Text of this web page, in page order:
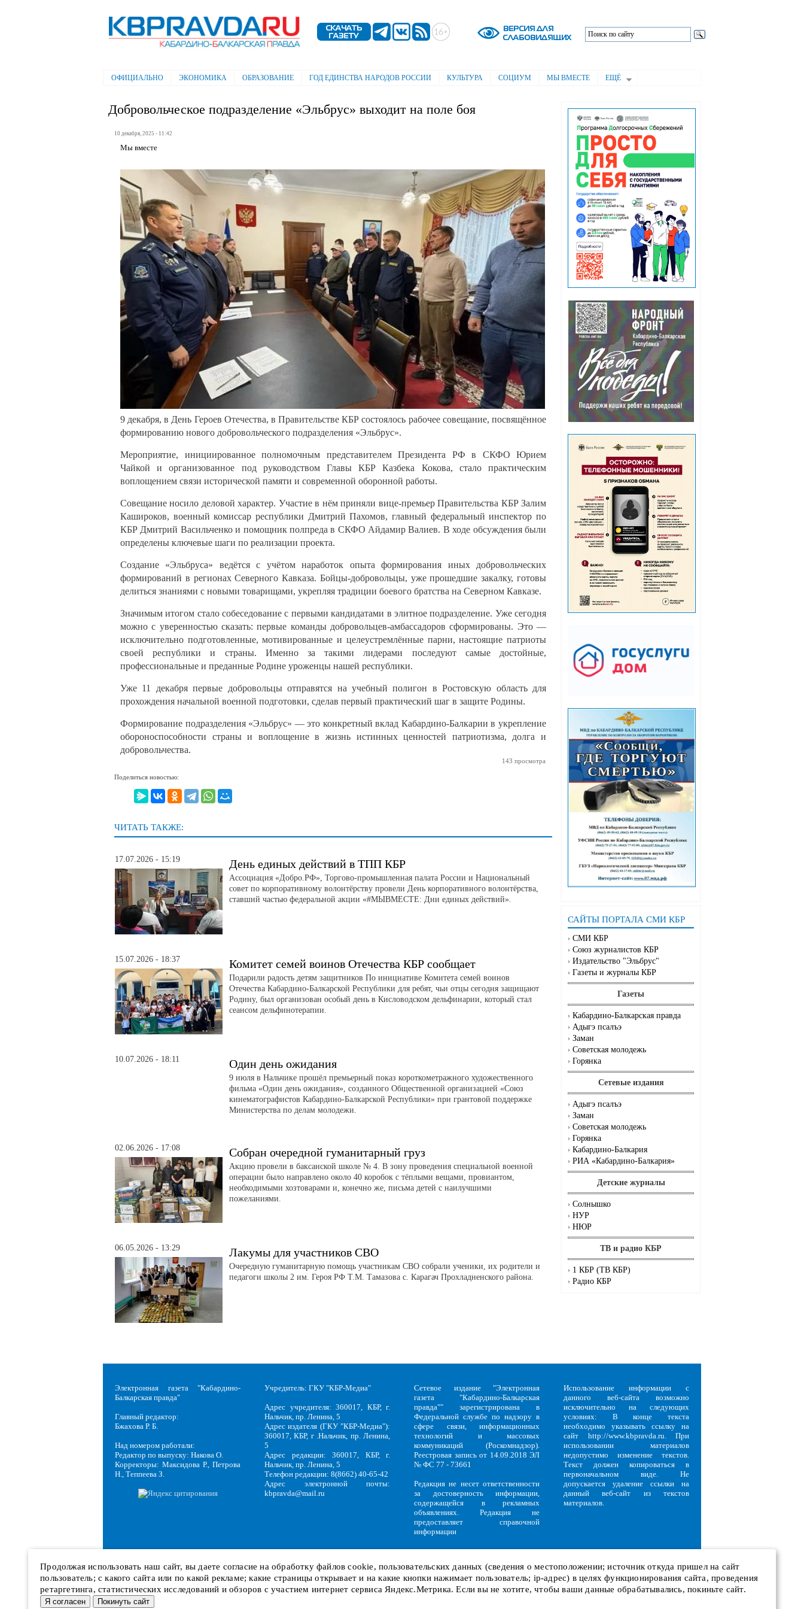
содержанию
Электронная газета "Кабардино-
Балкарская правда"
Главное меню
ОФИЦИАЛЬНО ЭКОНОМИКА ОБРАЗОВАНИЕ ГОД ЕДИНСТВА НАРОДОВ РОССИИ КУЛЬТУРА СОЦИУМ МЫ ВМЕСТЕ ЕЩЁ
САЙТЫ ПОРТАЛА СМИ КБР
СМИ КБР
Союз журналистов КБР
Издательство "Эльбрус"
Газеты и журналы КБР
Газеты
Кабардино-Балкарская правда
Адыгэ псалъэ
Заман
Советская молодежь
Горянка
Сетевые издания
Адыгэ псалъэ
Заман
Советская молодежь
Горянка
Кабардино-Балкария
РИА «Кабардино-Балкария»
Детские журналы
Солнышко
НУР
НЮР
ТВ и радио КБР
1 КБР (ТВ КБР)
Радио КБР
Добровольческое подразделение «Эльбрус» выходит на поле боя
10 декабря, 2025 - 11:42
Мы вместе
9 декабря, в День Героев Отечества, в Правительстве КБР состоялось рабочее совещание, посвящённое
формированию нового добровольческого подразделения «Эльбрус».
Мероприятие, инициированное полномочным представителем Президента РФ в СКФО Юрием
Чайкой и организованное под руководством Главы КБР Казбека Кокова, стало практическим
воплощением связи исторической памяти и современной оборонной работы.
Совещание носило деловой характер. Участие в нём приняли вице-премьер Правительства КБР Залим
Кашироков, военный комиссар республики Дмитрий Пахомов, главный федеральный инспектор по
КБР Дмитрий Васильченко и помощник полпреда в СКФО Айдамир Валиев. В ходе обсуждения были
определены ключевые шаги по реализации проекта.
Создание «Эльбруса» ведётся с учётом наработок опыта формирования иных добровольческих
формирований в регионах Северного Кавказа. Бойцы-добровольцы, уже прошедшие закалку, готовы
делиться знаниями с новыми товарищами, укрепляя традиции боевого братства на Северном Кавказе.
Значимым итогом стало собеседование с первыми кандидатами в элитное подразделение. Уже сегодня
можно с уверенностью сказать: первые команды добровольцев-амбассадоров сформированы. Это —
исключительно подготовленные, мотивированные и целеустремлённые парни, настоящие патриоты
своей республики и страны. Именно за такими лидерами последуют самые достойные,
профессиональные и преданные Родине уроженцы нашей республики.
Уже 11 декабря первые добровольцы отправятся на учебный полигон в Ростовскую область для
прохождения начальной военной подготовки, сделав первый практический шаг в защите Родины.
Формирование подразделения «Эльбрус» — это конкретный вклад Кабардино-Балкарии в укрепление
обороноспособности страны и воплощение в жизнь истинных ценностей патриотизма, долга и
добровольчества.
143 просмотра
Поделиться новостью:
ЧИТАТЬ ТАКЖЕ:
17.07.2026 - 15:19 День единых действий в ТПП КБР
Ассоциация «Добро.РФ», Торгово-промышленная палата России и Национальный
совет по корпоративному волонтёрству провели День корпоративного волонтёрства,
ставший частью федеральной акции «#МЫВМЕСТЕ: Дни единых действий».
15.07.2026 - 18:37 Комитет семей воинов Отечества КБР сообщает
Подарили радость детям защитников По инициативе Комитета семей воинов
Отечества Кабардино-Балкарской Республики для ребят, чьи отцы сегодня защищают
Родину, был организован особый день в Кисловодском дельфинарии, который стал
сеансом дельфинотерапии.
10.07.2026 - 18:11 Один день ожидания
9 июля в Нальчике прошёл премьерный показ короткометражного художественного
фильма «Один день ожидания», созданного Общественной организацией «Союз
кинематографистов Кабардино-Балкарской Республики» при грантовой поддержке
Министерства по делам молодежи.
02.06.2026 - 17:08 Собран очередной гуманитарный груз
Акцию провели в баксанской школе № 4. В зону проведения специальной военной
операции было направлено около 40 коробок с тёплыми вещами, провиантом,
необходимыми хозтоварами и, конечно же, письма детей с наилучшими
пожеланиями.
06.05.2026 - 13:29 Лакумы для участников СВО
Очередную гуманитарную помощь участникам СВО собрали ученики, их родители и
педагоги школы 2 им. Героя РФ Т.М. Тамазова с. Карагач Прохладненского района.
Электронная газета "Кабардино-
Балкарская правда"
Главный редактор:
Бжахова Р. Б.
Над номером работали:
Редактор по выпуску: Накова О.
Корректоры: Максидова Р., Петрова
Н., Теппеева З.
Учредитель: ГКУ "КБР-Медиа"
Адрес учредителя: 360017, КБР, г.
Нальчик, пр. Ленина, 5
Адрес издателя (ГКУ "КБР-Медиа"):
360017, КБР, г .Нальчик, пр. Ленина,
5
Адрес редакции: 360017, КБР, г.
Нальчик, пр. Ленина, 5
Телефон редакции: 8(8662) 40-65-42
Адрес электронной почты:
kbpravda@mail.ru
Сетевое издание "Электронная
газета "Кабардино-Балкарская
правда"" зарегистрирована в
Федеральной службе по надзору в
сфере связи, информационных
технологий и массовых
коммуникаций (Роскомнадзор).
Реестровая запись от 14.09.2018 ЭЛ
№ ФС 77 - 73661
Редакция не несет ответственности
за достоверность информации,
содержащейся в рекламных
объявлениях. Редакция не
предоставляет справочной
информации
Использование информации с
данного веб-сайта возможно
исключительно на следующих
условиях: В конце текста
необходимо указывать ссылку на
сайт http://www.kbpravda.ru. При
использовании материалов
недопустимо изменение текстов.
Текст должен копироваться в
первоначальном виде. Не
допускается удаление ссылки на
данный веб-сайт из текстов
материалов.
Политика обработки персональных данныхиПолитика конфиденциальности
KBPCopyright © 2018-2026.
Продолжая использовать наш сайт, вы даете согласие на обработку файловcookie, пользовательских данных (сведения о местоположении; источник откуда пришел на сайт
пользователь; с какого сайта или по какой рекламе; какие страницы открывает и на какие кнопки нажимает пользователь; ip-адрес) в целях функционирования сайта, проведения
ретаргетинга, статистических исследований и обзоров с участием интернет сервиса Яндекс.Метрика. Если вы не хотите, чтобы ваши данные обрабатывались, покиньте сайт.
Я согласен Покинуть сайт